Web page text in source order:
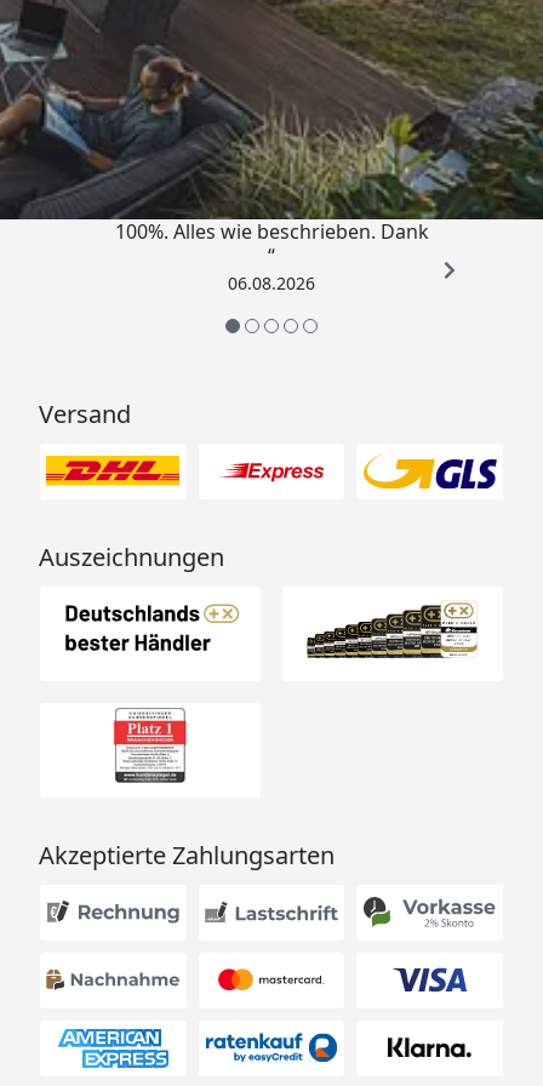
Trusted Shops
4,83/ 5
„Super schnell gelifert. Ware passt
100%. Alles wie beschrieben. Dank
“
06.08.2026
Versand
Auszeichnungen
Akzeptierte Zahlungsarten